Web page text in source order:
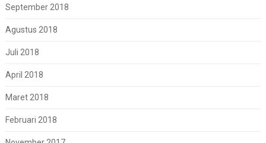
September 2018
Agustus 2018
Juli 2018
April 2018
Maret 2018
Februari 2018